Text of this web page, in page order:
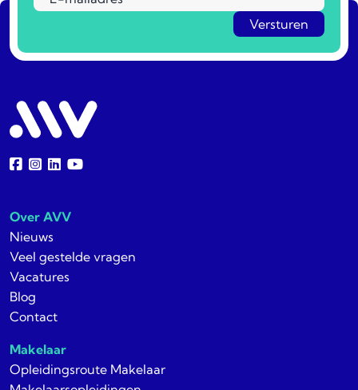
Over AVV
Nieuws
Veel gestelde vragen
Vacatures
Blog
Contact
Makelaar
Opleidingsroute Makelaar